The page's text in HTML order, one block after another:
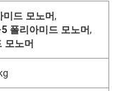
미드 모노머,
폴리아미드 모노머,
모노머